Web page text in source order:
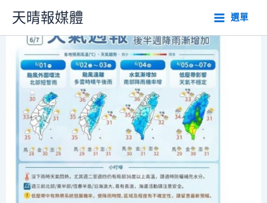
主
天晴報媒體 選單